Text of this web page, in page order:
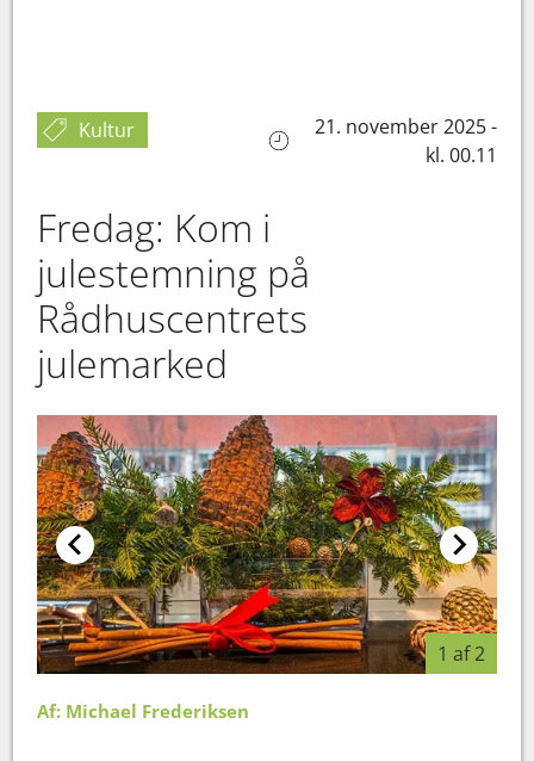
Kultur
21. november 2025 -
kl. 00.11
Fredag: Kom i
julestemning på
Rådhuscentrets
julemarked
1 af 2
Af: Michael Frederiksen